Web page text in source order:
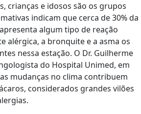
crianças e idosos são os grupos
indicam que cerca de 30% da
algum tipo de reação
alérgica, a bronquite e a asma os
nessa estação. O Dr. Guilherme
do Hospital Unimed, em
mudanças no clima contribuem
considerados grandes vilões